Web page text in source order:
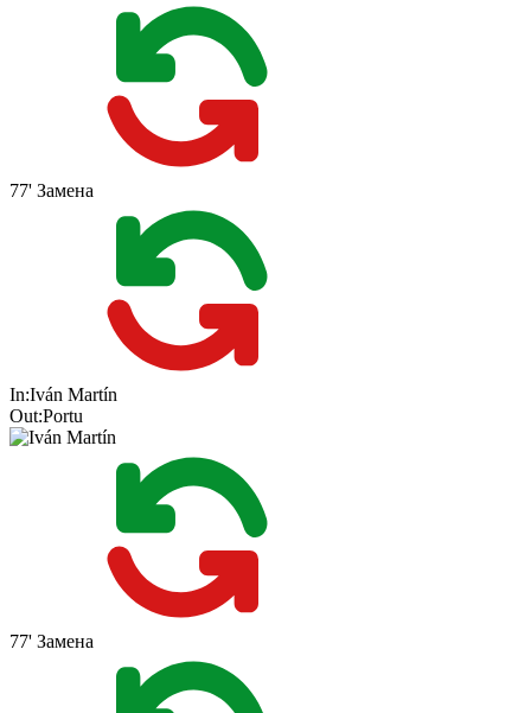
77' Замена
In:Iván Martín
Out:Portu
77' Замена